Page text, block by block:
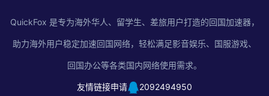
QuickFox 是专为海外华人、留学生、差旅用户打造的回国加速器，
助力海外用户稳定加速回国网络，轻松满足影音娱乐、国服游戏、
回国办公等各类国内网络使用需求。
友情链接申请 2092494950